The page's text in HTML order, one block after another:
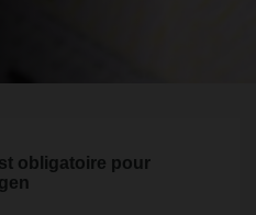
obligatoire pour